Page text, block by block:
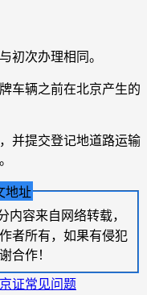
初次办理相同。
车辆之前在北京产生的
并提交登记地道路运输
地址
内容来自网络转载，
者所有，如果有侵犯
合作！
证常见问题